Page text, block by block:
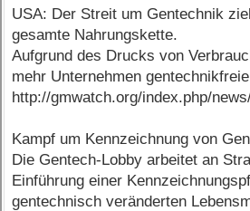
USA: Der Streit um Gentechnik
gesamte Nahrungskette.
Aufgrund des Drucks von
mehr Unternehmen
http://gmwatch.org/index.php/
Kampf um Kennzeichnung von
Die Gentech-Lobby arbeitet an
Einführung einer
gentechnisch veränderten